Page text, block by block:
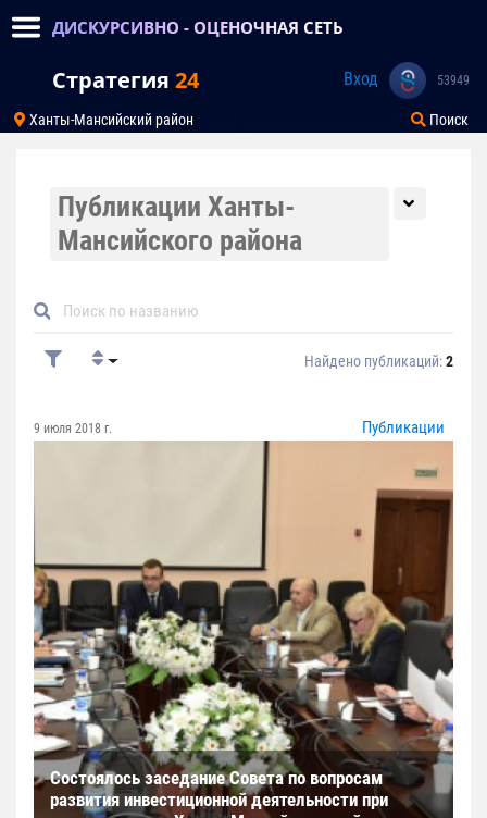
ДИСКУРСИВНО - ОЦЕНОЧНАЯ СЕТЬ
Стратегия 24 Вход 53949
Ханты-Мансийский район Поиск
Публикации Ханты-
Мансийского района
Найдено публикаций:2
9 июля 2018 г. Публикации
Состоялось заседание Совета по вопросам
развития инвестиционной деятельности при